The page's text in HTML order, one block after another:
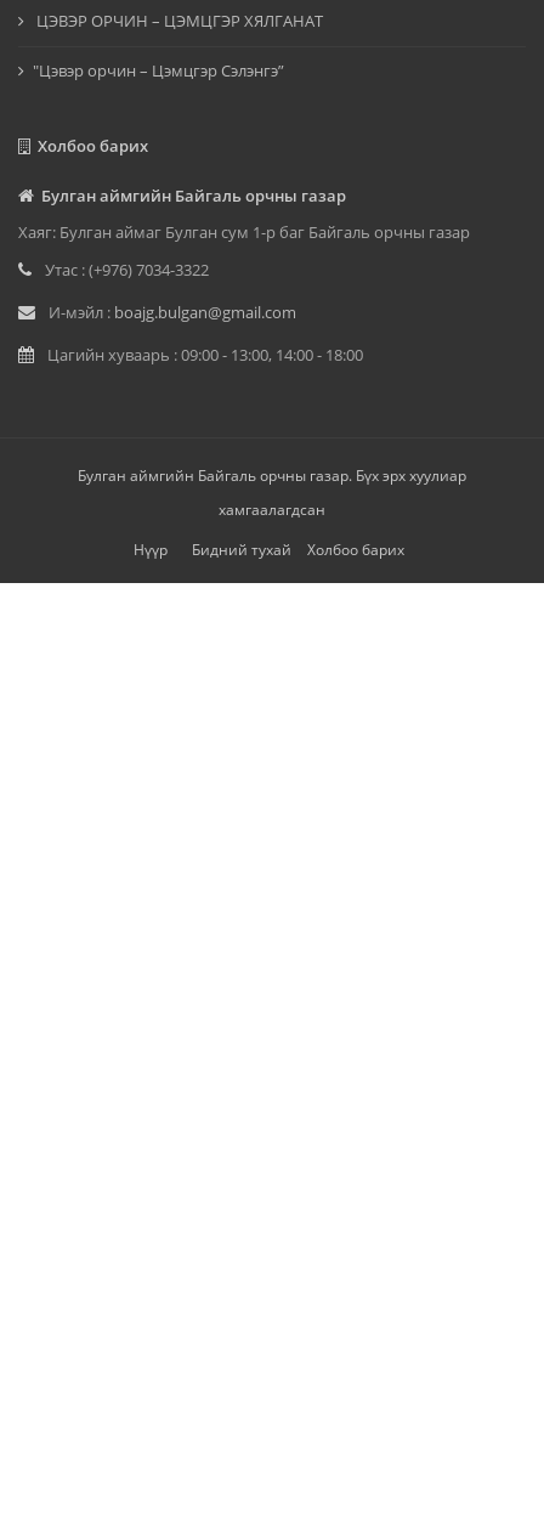
ЦЭВЭР ОРЧИН – ЦЭМЦГЭР ХЯЛГАНАТ
"Цэвэр орчин – Цэмцгэр Сэлэнгэ”
Холбоо барих
Булган аймгийн Байгаль орчны газар
Хаяг: Булган аймаг Булган сум 1-р баг Байгаль орчны газар
Утас : (+976) 7034-3322
И-мэйл : boajg.bulgan@gmail.com
Цагийн хуваарь : 09:00 - 13:00, 14:00 - 18:00
Булган аймгийн Байгаль орчны газар. Бүх эрх хуулиар
хамгаалагдсан
Нүүр
Бидний тухай Холбоо барих